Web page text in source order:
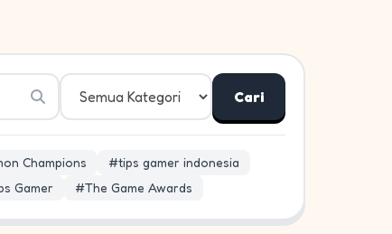
Cari
Champions
#tips gamer indonesia
Gamer #The Game Awards